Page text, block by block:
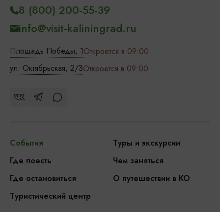
Площадь Победы, 1Откроется в 09:00
ул. Октябрьская, 2/3Откроется в 09:00
8 (800) 200-55-39
info@visit-kaliningrad.ru
События
Туры и экскурсии
Где поесть
Чем заняться
Где остановиться
О путешествии в КО
Туристический центр